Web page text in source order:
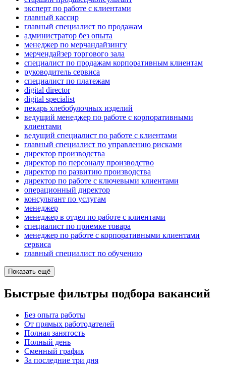
эксперт по работе с клиентами
главный кассир
главный специалист по продажам
администратор без опыта
менеджер по мерчандайзингу
мерчендайзер торгового зала
специалист по продажам корпоративным клиентам
руководитель сервиса
специалист по платежам
digital director
digital specialist
пекарь хлебобулочных изделий
ведущий менеджер по работе с корпоративными
клиентами
ведущий специалист по работе с клиентами
главный специалист по управлению рисками
директор производства
директор по персоналу производство
директор по развитию производства
директор по работе с ключевыми клиентами
операционный директор
консультант по услугам
менеджер
менеджер в отдел по работе с клиентами
специалист по приемке товара
менеджер по работе с корпоративными клиентами
сервиса
главный специалист по обучению
Показать ещё
Быстрые фильтры подбора вакансий
Без опыта работы
От прямых работодателей
Полная занятость
Полный день
Сменный график
За последние три дня